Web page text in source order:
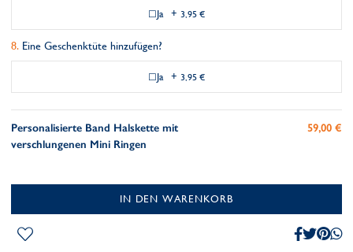
Ja + 3,95 €
Eine Geschenktüte hinzufügen?
Ja + 3,95 €
Personalisierte Band Halskette mit
verschlungenen Mini Ringen
59,00 €
IN DEN WARENKORB